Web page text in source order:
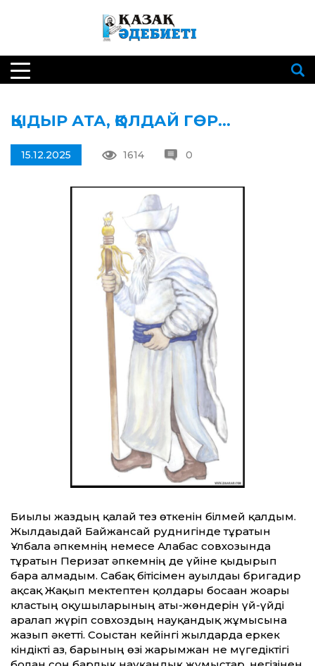
ҚЫДЫР АТА, ҚОЛДАЙ ГӨР…
15.12.2025 1614 0
Биылғы жаздың қалай тез өткенін білмей қалдым.
Жылдағыдай Байжансай руднигінде тұратын
Ұлбала әпкемнің немесе Алғабас совхозында
тұратын Перизат әпкемнің де үйіне қыдырып
бара алмадым. Сабақ бітісімен ауылдағы бригадир
ақсақ Жақып мектептен қолдары босаған жоғары
кластың оқушыларының аты-жөндерін үй-үйді
аралап жүріп совхоздың науқандық жұмысына
жазып әкетті. Соғыстан кейінгі жылдарда еркек
кіндікті аз, барының өзі жарымжан не мүгедіктігі